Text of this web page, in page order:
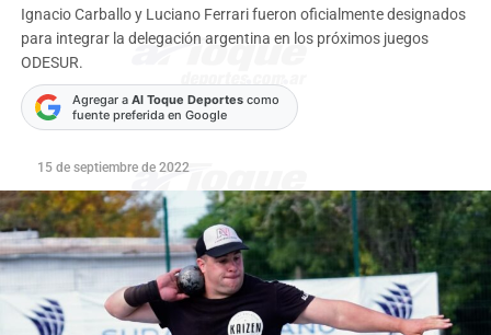
Ignacio Carballo y Luciano Ferrari fueron oficialmente designados
para integrar la delegación argentina en los próximos juegos
ODESUR.
Agregar a Al Toque Deportescomo
fuente preferida en Google
15 de septiembre de 2022